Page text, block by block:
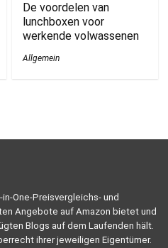
De voordelen van
lunchboxen voor
werkende volwassenen
Allgemein
One-Preisvergleichs- und
Angebote auf Amazon bietet und
Blogs auf dem Laufenden hält.
ihrer jeweiligen Eigentümer.